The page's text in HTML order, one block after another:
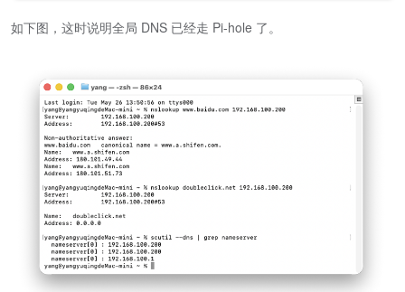
如下图，这时说明全局 DNS 已经走 Pi-hole 了。